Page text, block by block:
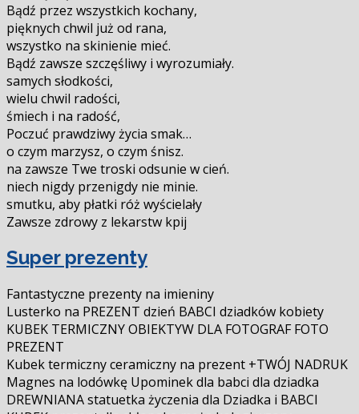
Bądź przez wszystkich kochany,
pięknych chwil już od rana,
wszystko na skinienie mieć.
Bądź zawsze szczęśliwy i wyrozumiały.
samych słodkości,
wielu chwil radości,
śmiech i na radość,
Poczuć prawdziwy życia smak…
o czym marzysz, o czym śnisz.
na zawsze Twe troski odsunie w cień.
niech nigdy przenigdy nie minie.
smutku, aby płatki róż wyścielały
Zawsze zdrowy z lekarstw kpij
Super prezenty
Fantastyczne prezenty na imieniny
Lusterko na PREZENT dzień BABCI dziadków kobiety
KUBEK TERMICZNY OBIEKTYW DLA FOTOGRAF FOTO
PREZENT
Kubek termiczny ceramiczny na prezent +TWÓJ NADRUK
Magnes na lodówkę Upominek dla babci dla dziadka
DREWNIANA statuetka życzenia dla Dziadka i BABCI